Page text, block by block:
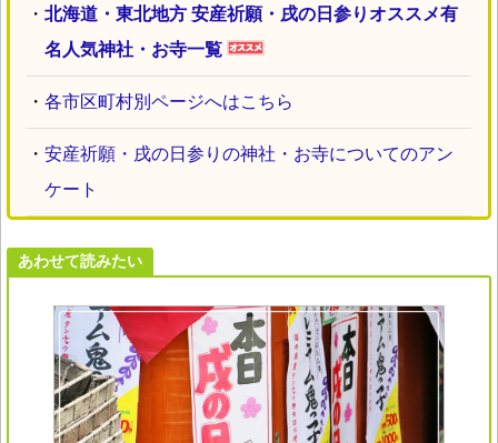
・ 北海道・東北地方 安産祈願・戌の日参りオススメ有
名人気神社・お寺一覧
・ 各市区町村別ページへはこちら
・ 安産祈願・戌の日参りの神社・お寺についてのアン
ケート
あわせて読みたい